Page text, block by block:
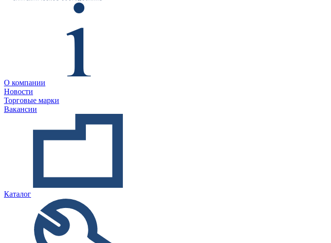
О компании
Новости
Торговые марки
Вакансии
Каталог